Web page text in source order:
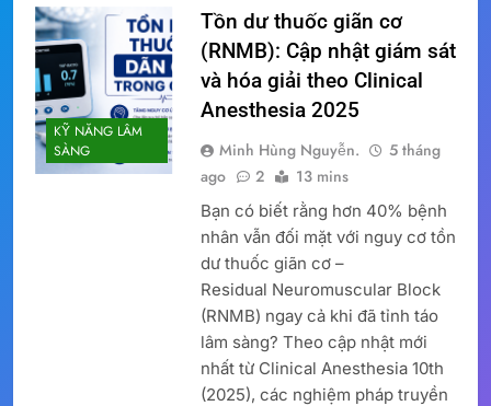
KỸ NĂNG LÂM
SÀNG
Tồn dư thuốc giãn cơ
(RNMB): Cập nhật giám sát
và hóa giải theo Clinical
Anesthesia 2025
Minh Hùng Nguyễn.
5 tháng
ago
2 13 mins
Bạn có biết rằng hơn 40% bệnh
nhân vẫn đối mặt với nguy cơ tồn
dư thuốc giãn cơ –
Residual Neuromuscular Block
(RNMB) ngay cả khi đã tỉnh táo
lâm sàng? Theo cập nhật mới
nhất từ Clinical Anesthesia 10th
(2025), các nghiệm pháp truyền